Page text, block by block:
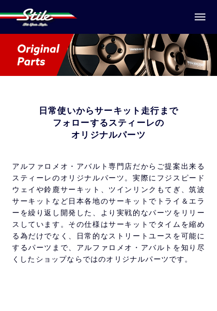
日常使いからサーキット走行まで
フォローするスティーレの
オリジナルパーツ
アルファロメオ・アバルト専門店だからご提案出来る
スティーレのオリジナルパーツ。実際にフジスピード
ウェイや鈴鹿サーキット、ツインリンクもてぎ、筑波
サーキットなど日本各地のサーキットでトライ＆エラ
ーを繰り返し開発した、より実戦的なパーツをリリー
スしています。その仕様はサーキットでタイムを縮め
る為だけでなく、日常的なストリートユースを可能に
するパーツまで、アルファロメオ・アバルトを知り尽
くしたショップならではのオリジナルパーツです。